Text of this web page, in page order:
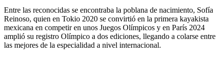
Entre las reconocidas se encontraba la poblana de nacimiento, Sofía
Reinoso, quien en Tokio 2020 se convirtió en la primera kayakista
mexicana en competir en unos Juegos Olímpicos y en París 2024
amplió su registro Olímpico a dos ediciones, llegando a colarse entre
las mejores de la especialidad a nivel internacional.